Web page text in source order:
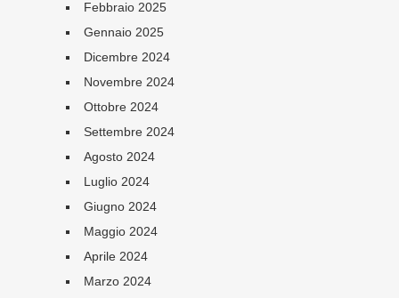
Febbraio 2025
Gennaio 2025
Dicembre 2024
Novembre 2024
Ottobre 2024
Settembre 2024
Agosto 2024
Luglio 2024
Giugno 2024
Maggio 2024
Aprile 2024
Marzo 2024